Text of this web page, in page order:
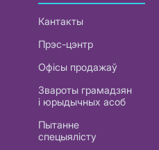
Кантакты
Прэс-цэнтр
Офісы продажаў
Звароты грамадзян
і юрыдычных асоб
Пытанне
спецыялісту